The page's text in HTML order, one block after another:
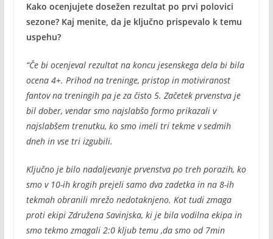
Kako ocenjujete dosežen rezultat po prvi polovici
sezone? Kaj menite, da je ključno prispevalo k temu
uspehu?
“Če bi ocenjeval rezultat na koncu jesenskega dela bi bila
ocena 4+. Prihod na treninge, pristop in motiviranost
fantov na treningih pa je za čisto 5. Začetek prvenstva je
bil dober, vendar smo najslabšo formo prikazali v
najslabšem trenutku, ko smo imeli tri tekme v sedmih
dneh in vse tri izgubili.
Ključno je bilo nadaljevanje prvenstva po treh porazih, ko
smo v 10-ih krogih prejeli samo dva zadetka in na 8-ih
tekmah obranili mrežo nedotaknjeno. Kot tudi zmaga
proti ekipi Združena Savinjska, ki je bila vodilna ekipa in
smo tekmo zmagali 2:0 kljub temu ,da smo od 7min